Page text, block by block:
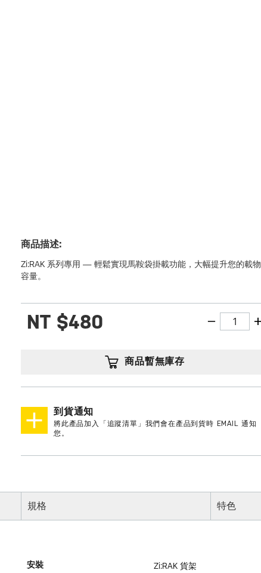
商品描述:
Zi:RAK 系列專用 — 輕鬆實現馬鞍袋掛載功能，大幅提升您的載物
容量。
NT $480
商品暫無庫存
到貨通知
將此產品加入「追蹤清單」我們會在產品到貨時 EMAIL 通知
您。
規格 特色
安裝 Zi:RAK 貨架